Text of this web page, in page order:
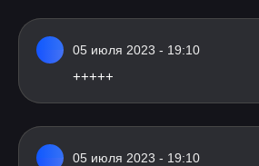
05 июля 2023 - 19:10
+++++
05 июля 2023 - 19:10